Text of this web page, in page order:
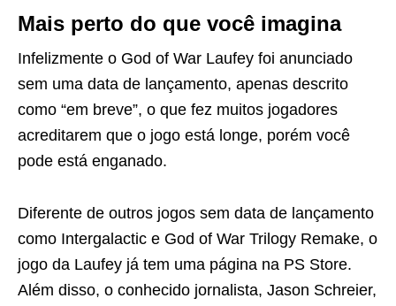
Mais perto do que você imagina
Infelizmente o God of War Laufey foi anunciado
sem uma data de lançamento, apenas descrito
como “em breve”, o que fez muitos jogadores
acreditarem que o jogo está longe, porém você
pode está enganado.
Diferente de outros jogos sem data de lançamento
como Intergalactic e God of War Trilogy Remake, o
jogo da Laufey já tem uma página na PS Store.
Além disso, o conhecido jornalista, Jason Schreier,